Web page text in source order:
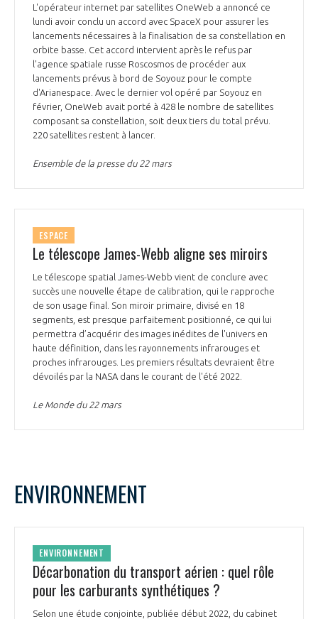
L'opérateur internet par satellites OneWeb a annoncé ce
lundi avoir conclu un accord avec SpaceX pour assurer les
lancements nécessaires à la finalisation de sa constellation en
orbite basse. Cet accord intervient après le refus par
l'agence spatiale russe Roscosmos de procéder aux
lancements prévus à bord de Soyouz pour le compte
d'Arianespace. Avec le dernier vol opéré par Soyouz en
février, OneWeb avait porté à 428 le nombre de satellites
composant sa constellation, soit deux tiers du total prévu.
220 satellites restent à lancer.
Ensemble de la presse du 22 mars
ESPACE
Le télescope James-Webb aligne ses miroirs
Le télescope spatial James-Webb vient de conclure avec
succès une nouvelle étape de calibration, qui le rapproche
de son usage final. Son miroir primaire, divisé en 18
segments, est presque parfaitement positionné, ce qui lui
permettra d’acquérir des images inédites de l'univers en
haute définition, dans les rayonnements infrarouges et
proches infrarouges. Les premiers résultats devraient être
dévoilés par la NASA dans le courant de l'été 2022.
Le Monde du 22 mars
ENVIRONNEMENT
ENVIRONNEMENT
Décarbonation du transport aérien : quel rôle
pour les carburants synthétiques ?
Selon une étude conjointe, publiée début 2022, du cabinet